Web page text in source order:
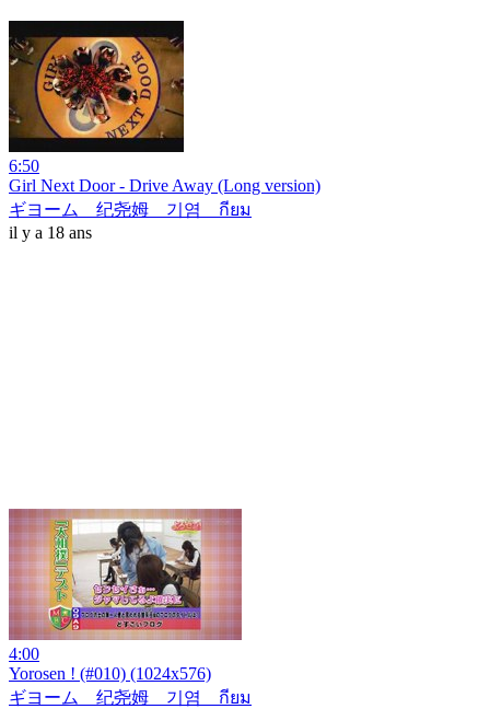
6:50
Girl Next Door - Drive Away (Long version)
ギヨーム 纪尧姆 기염 กียม
il y a 18 ans
4:00
Yorosen ! (#010) (1024x576)
ギヨーム 纪尧姆 기염 กียม